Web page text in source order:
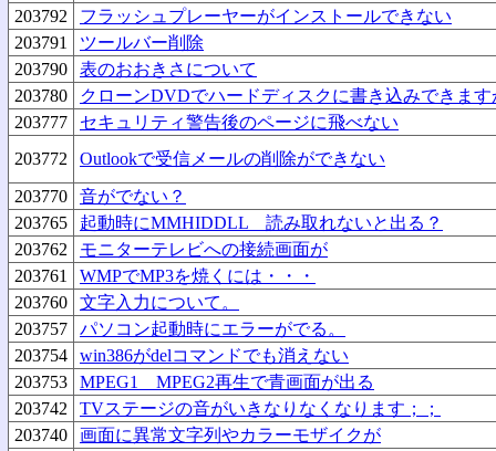
203792
フラッシュプレーヤーがインストールできない
203791
ツールバー削除
203790
表のおおきさについて
203780
クローンDVDでハードディスクに書き込みできます
203777
セキュリティ警告後のページに飛べない
203772
Outlookで受信メールの削除ができない
203770
音がでない？
203765
起動時にMMHIDDLL 読み取れないと出る？
203762
モニターテレビへの接続画面が
203761
WMPでMP3を焼くには・・・
203760
文字入力について。
203757
パソコン起動時にエラーがでる。
203754
win386がdelコマンドでも消えない
203753
MPEG1 MPEG2再生で青画面が出る
203742
TVステージの音がいきなりなくなります；；
203740
画面に異常文字列やカラーモザイクが